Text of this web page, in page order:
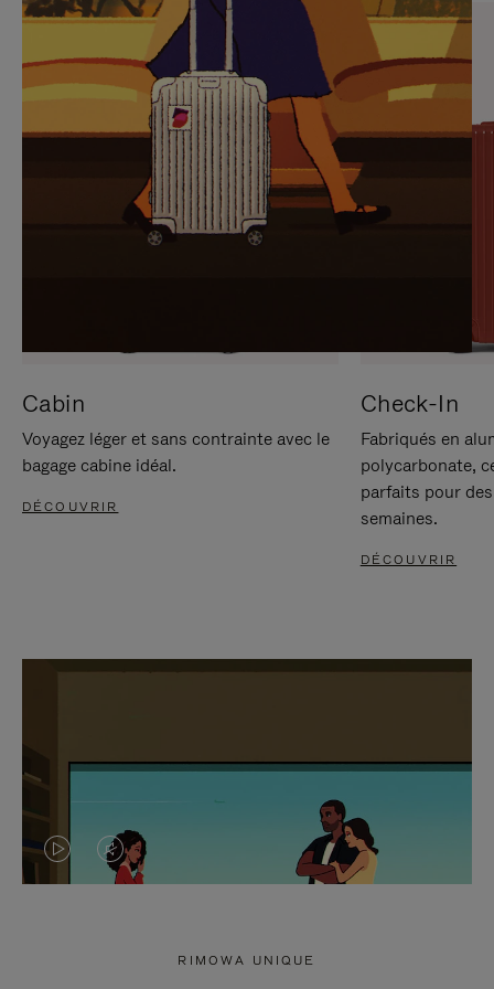
SUR
POUR
METTRE
PAUSE
VEUILLEZ
CLIQUER
POUR
RÉACTIVER
LE
SON
Cabin
Voyagez léger et sans contrainte avec le
bagage cabine idéal.
DÉCOUVRIR
Check-In
Fabriqués en
polycarbonate,
parfaits pour
semaines.
DÉCOUVRIR
LA LE
RIMOWA UNIQUE